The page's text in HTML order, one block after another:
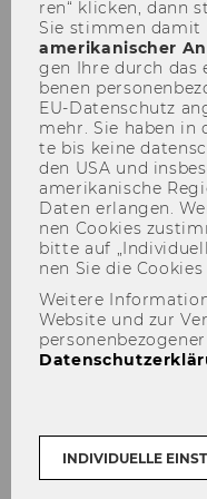
Job
Research
TEILEN
08. Februar 2023
up to 5
cia­tes,
ren“ kli­cken, dann
Sie stim­men damit
amerikanischer
gen Ihre durch das
be­nen
EU-​Datenschutz
mehr. Sie haben
te bis keine
den USA und
amerikanische
Daten er­lan­gen.
nen Coo­kies
bitte auf
nen Sie die
Weitere
Website und zur
INDIVIDUELLE